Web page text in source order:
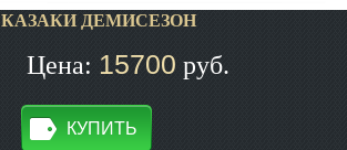
КАЗАКИ ДЕМИСЕЗОН
Цена: 15700 руб.
КУПИТЬ